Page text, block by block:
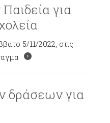
για
5/11/2022, στις
δράσεων για